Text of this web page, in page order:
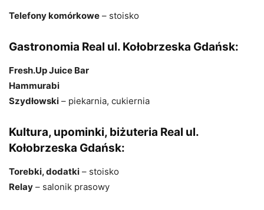
Telefony komórkowe – stoisko
Gastronomia Real ul. Kołobrzeska Gdańsk:
Fresh.Up Juice Bar
Hammurabi
Szydłowski – piekarnia, cukiernia
Kultura, upominki, biżuteria Real ul.
Kołobrzeska Gdańsk:
Torebki, dodatki – stoisko
Relay – salonik prasowy